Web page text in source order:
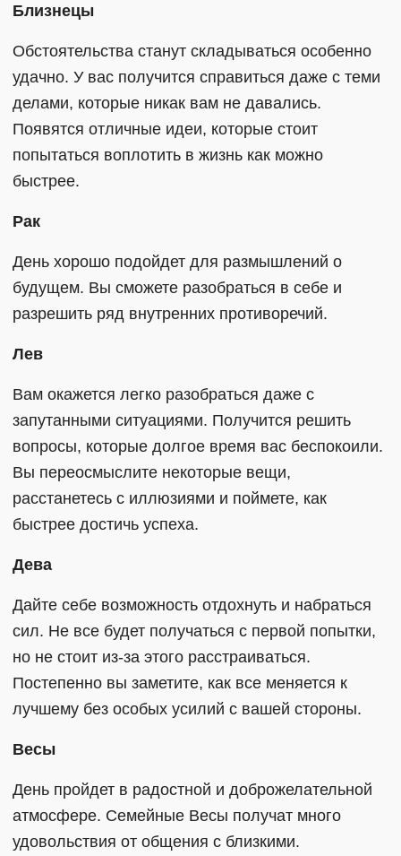
Близнецы
Обстоятельства станут складываться особенно
удачно. У вас получится справиться даже с теми
делами, которые никак вам не давались.
Появятся отличные идеи, которые стоит
попытаться воплотить в жизнь как можно
быстрее.
Рак
День хорошо подойдет для размышлений о
будущем. Вы сможете разобраться в себе и
разрешить ряд внутренних противоречий.
Лев
Вам окажется легко разобраться даже с
запутанными ситуациями. Получится решить
вопросы, которые долгое время вас беспокоили.
Вы переосмыслите некоторые вещи,
расстанетесь с иллюзиями и поймете, как
быстрее достичь успеха.
Дева
Дайте себе возможность отдохнуть и набраться
сил. Не все будет получаться с первой попытки,
но не стоит из-за этого расстраиваться.
Постепенно вы заметите, как все меняется к
лучшему без особых усилий с вашей стороны.
Весы
День пройдет в радостной и доброжелательной
атмосфере. Семейные Весы получат много
удовольствия от общения с близкими.